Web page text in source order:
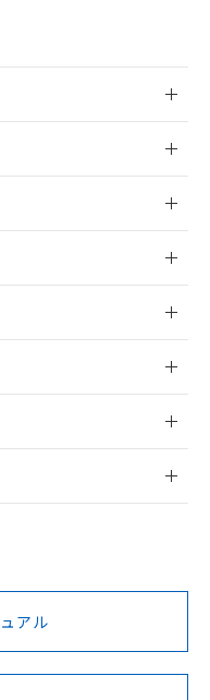
16mm以上、m:
録
前に、以下を必ずお読
BV型式承認
（フランス
KR型式
（韓国
アル
基準）
含有を証明す
エステル類４
での期間は出
ことから備考
した。
切替を完了
とがない限